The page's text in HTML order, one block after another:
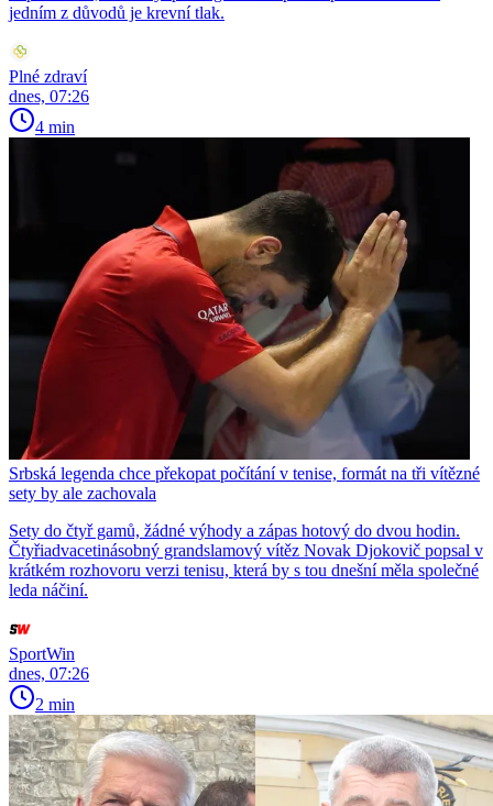
jedním z důvodů je krevní tlak.
Plné zdraví
dnes, 07:26
4 min
Srbská legenda chce překopat počítání v tenise, formát na tři vítězné
sety by ale zachovala
Sety do čtyř gamů, žádné výhody a zápas hotový do dvou hodin.
Čtyřiadvacetinásobný grandslamový vítěz Novak Djokovič popsal v
krátkém rozhovoru verzi tenisu, která by s tou dnešní měla společné
leda náčiní.
SportWin
dnes, 07:26
2 min